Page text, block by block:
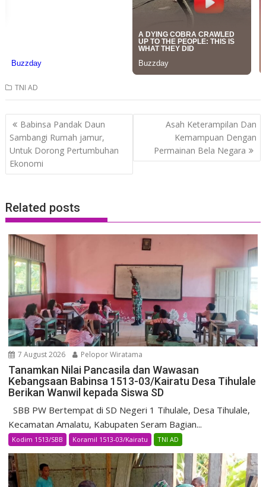
TNI AD
Post
navigation
Babinsa Pandak Daun
Sambangi Rumah jamur,
Untuk Dorong Pertumbuhan
Ekonomi
Asah Keterampilan Dan
Kemampuan Dengan
Permainan Bela Negara
Related posts
7 August 2026 Pelopor Wiratama
Tanamkan Nilai Pancasila dan Wawasan
Kebangsaan Babinsa 1513-03/Kairatu Desa Tihulale
Berikan Wanwil kepada Siswa SD
SBB PW Bertempat di SD Negeri 1 Tihulale, Desa Tihulale,
Kecamatan Amalatu, Kabupaten Seram Bagian...
Kodim 1513/SBB Koramil 1513-03/Kairatu TNI AD